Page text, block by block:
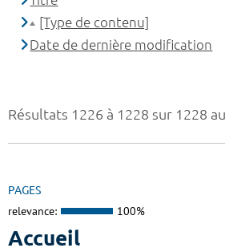
Résultats 1226 à 1228 sur 1228
PAGES
relevance: 100%
Accueil
[Type de contenu]
Date de dernière modification